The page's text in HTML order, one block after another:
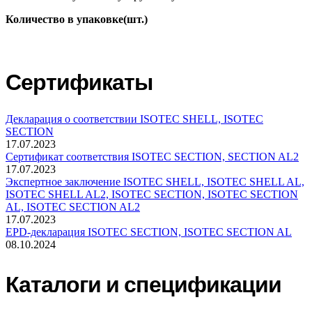
Количество в упаковке(шт.)
Сертификаты
Декларация о соответствии ISOTEC SHELL, ISOTEC
SECTION
17.07.2023
Сертификат соответствия ISOTEC SECTION, SECTION AL2
17.07.2023
Экспертное заключение ISOTEC SHELL, ISOTEC SHELL AL,
ISOTEC SHELL AL2, ISOTEC SECTION, ISOTEC SECTION
AL, ISOTEC SECTION AL2
17.07.2023
EPD-декларация ISOTEC SECTION, ISOTEC SECTION AL
08.10.2024
Каталоги и спецификации